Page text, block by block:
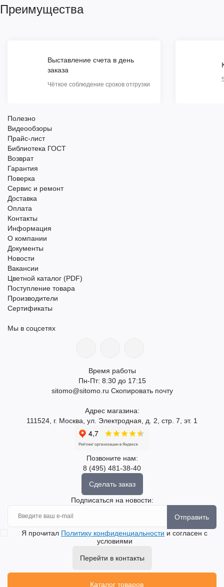
Преимущества
Выставление счета в день
заказа
Чёткое соблюдение сроков отгрузки
Полезно
Видеообзоры
Прайс-лист
Библиотека ГОСТ
Возврат
Гарантия
Поверка
Сервис и ремонт
Доставка
Оплата
Контакты
Информация
О компании
Документы
Новости
Вакансии
Цветной каталог (PDF)
Поступление товара
Производители
Сертификаты
Мы в соцсетях
Время работы
Пн-Пт: 8:30 до 17:15
sitomo@sitomo.ru Скопировать почту
Адрес магазина:
111524, г. Москва, ул. Электродная, д. 2, стр. 7, эт. 1
Позвоните нам:
8 (495) 481-38-40
Сделать заказ
Подписаться на новости:
Отправить
Я прочитал Политику конфиденциальности и согласен с
условиями
Перейти в контакты
Каталог товаров